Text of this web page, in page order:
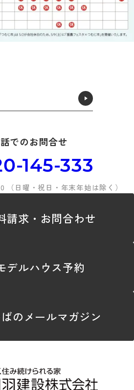
でのお問合せ
145-333
（日曜・祝日・年末年始は除く）
請求・お問合わせ
デルハウス予約
のメールマガジン